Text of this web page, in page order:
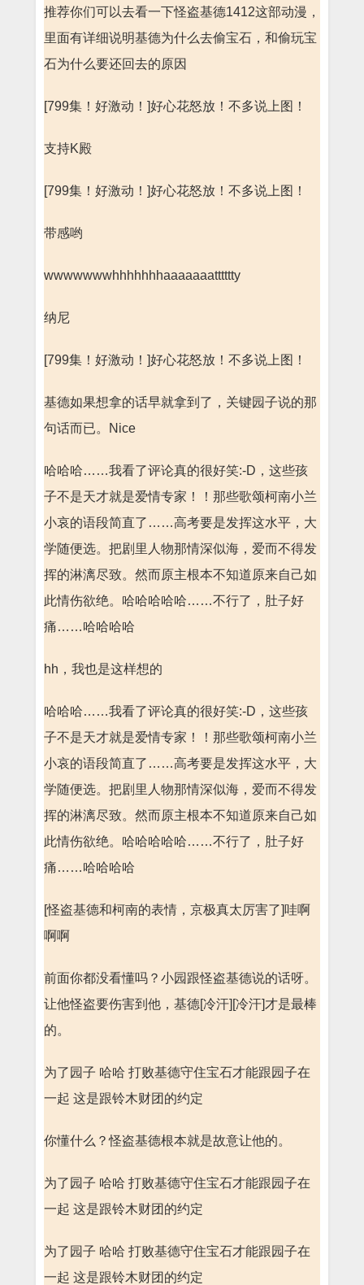
推荐你们可以去看一下怪盗基德1412这部动漫，
里面有详细说明基德为什么去偷宝石，和偷玩宝
石为什么要还回去的原因
[799集！好激动！]好心花怒放！不多说上图！
支持K殿
[799集！好激动！]好心花怒放！不多说上图！
带感哟
wwwwwwwhhhhhhhaaaaaaatttttty
纳尼
[799集！好激动！]好心花怒放！不多说上图！
基德如果想拿的话早就拿到了，关键园子说的那
句话而已。Nice
哈哈哈……我看了评论真的很好笑:-D，这些孩
子不是天才就是爱情专家！！那些歌颂柯南小兰
小哀的语段简直了……高考要是发挥这水平，大
学随便选。把剧里人物那情深似海，爱而不得发
挥的淋漓尽致。然而原主根本不知道原来自己如
此情伤欲绝。哈哈哈哈哈……不行了，肚子好
痛……哈哈哈哈
hh，我也是这样想的
哈哈哈……我看了评论真的很好笑:-D，这些孩
子不是天才就是爱情专家！！那些歌颂柯南小兰
小哀的语段简直了……高考要是发挥这水平，大
学随便选。把剧里人物那情深似海，爱而不得发
挥的淋漓尽致。然而原主根本不知道原来自己如
此情伤欲绝。哈哈哈哈哈……不行了，肚子好
痛……哈哈哈哈
[怪盗基德和柯南的表情，京极真太厉害了]哇啊
啊啊
前面你都没看懂吗？小园跟怪盗基德说的话呀。
让他怪盗要伤害到他，基德[冷汗][冷汗]才是最棒
的。
为了园子 哈哈 打败基德守住宝石才能跟园子在
一起 这是跟铃木财团的约定
你懂什么？怪盗基德根本就是故意让他的。
为了园子 哈哈 打败基德守住宝石才能跟园子在
一起 这是跟铃木财团的约定
为了园子 哈哈 打败基德守住宝石才能跟园子在
一起 这是跟铃木财团的约定